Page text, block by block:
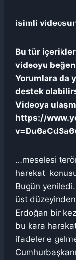
isimli
Bu tür
videoyu
Yorumlara da
destek
Videoya
https://
…meselesi
harekatı
Bugün
üst
Erdoğan bir
bu kara
ifadelerle